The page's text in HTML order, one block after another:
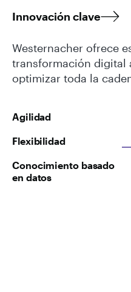
Innovación clave
Westernacher ofrece
transformación digital
optimizar toda la
Agilidad
Flexibilidad
Conocimiento basado
en datos